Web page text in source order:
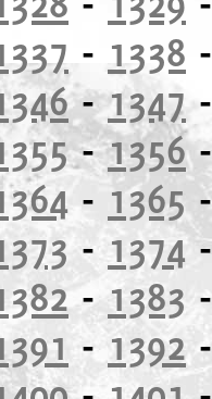
- 1338
-1347
-1356
- 1365
-1374
-1383
-1392